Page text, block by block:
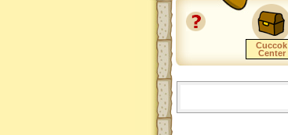
Cuccok
Center